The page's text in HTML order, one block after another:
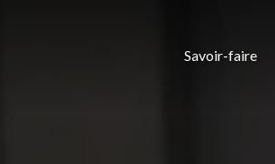
Savoir-faire